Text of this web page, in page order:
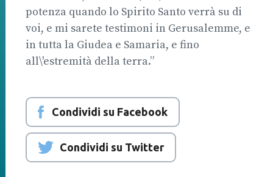
potenza quando lo Spirito Santo verrà su di
voi, e mi sarete testimoni in Gerusalemme, e
in tutta la Giudea e Samaria, e fino
all\'estremità della terra.”
Condividi su Facebook
Condividi su Twitter